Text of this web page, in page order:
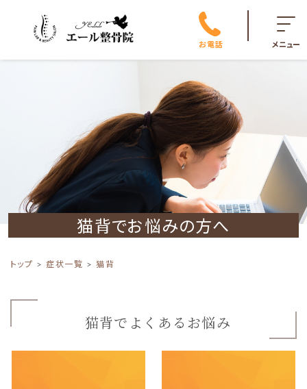
お電話 メニュー
猫背でお悩みの方へ
トップ 症状一覧 猫背
猫背でよくあるお悩み